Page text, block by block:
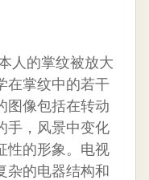
人的掌纹被放大
在掌纹中的若干
图像包括在转动
手，风景中变化
性的形象。电视
杂的电器结构和